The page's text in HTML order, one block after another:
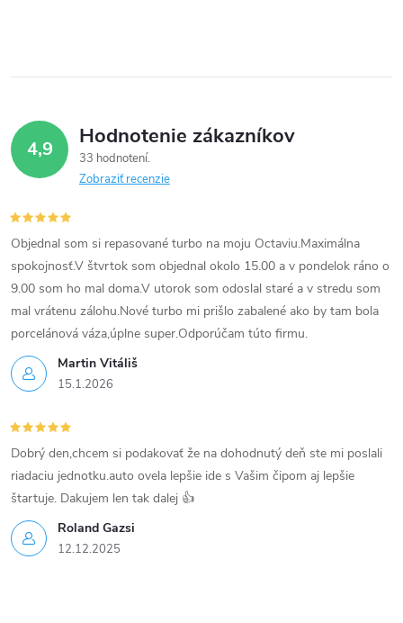
r
v
y
v
ý
p
i
s
u
4,9 Hodnotenie zákazníkov
33 hodnotení
Zobraziť recenzie
Martin Vitáliš
15.1.2026
Objednal som si repasované turbo na moju Octaviu.Maximálna
spokojnosť.V štvrtok som objednal okolo 15.00 a v pondelok ráno o
9.00 som ho mal doma.V utorok som odoslal staré a v stredu som
mal vrátenu zálohu.Nové turbo mi prišlo zabalené ako by tam bola
porcelánová váza,úplne super.Odporúčam túto firmu.
Roland Gazsi
12.12.2025
Dobrý den,chcem si podakovať že na dohodnutý deň ste mi poslali
riadaciu jednotku.auto ovela lepšie ide s Vašim čipom aj lepšie
štartuje. Dakujem len tak dalej 👍